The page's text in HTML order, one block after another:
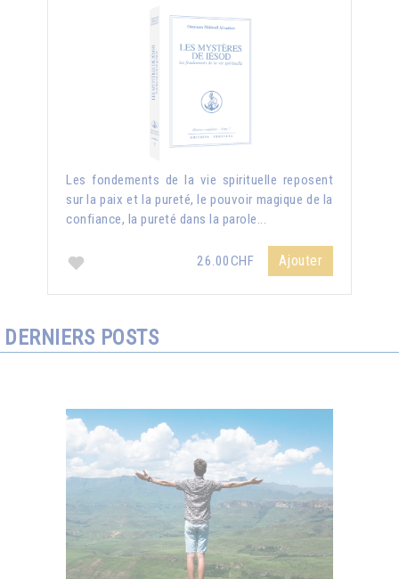
Les fondements de la vie spirituelle reposent
sur la paix et la pureté, le pouvoir magique de la
confiance, la pureté dans la parole...
26.00CHF Ajouter
DERNIERS POSTS